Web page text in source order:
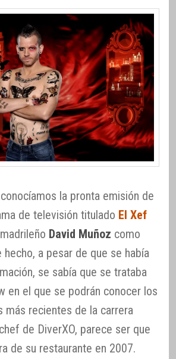
la pronta emisión de
de televisión titulado El Xef
David Muñoz como
a pesar de que se había
se sabía que se trataba
en el que se podrán conocer los
más recientes de la carrera
de DiverXO, parece ser que
de su restaurante en 2007.